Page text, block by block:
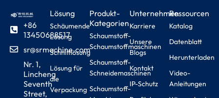
+86
13450688517
sr@srmachine.com
Nr. 1,
Lincheng
Seventh
Street,
Lösung
Schäumende
Lösung
Schnittlösung
Lösung für
die
Verpackung
Produkt-
Kategorien
Schaumstoff-
Schaumstoffmaschinen
Schaumstoff-
Schneidemaschinen
Schaumstoff-
Unternehmen
Karriere
Unsere
Blogs
Kontakt
IP-Schutz
Ressourcen
Katalog
Datenblatt
Herunterladen
Video-
Anleitungen